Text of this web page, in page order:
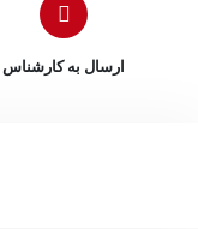
ارسال به کارشناس